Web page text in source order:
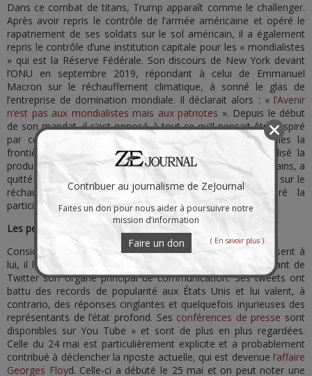
Dans ce combat de titans, Trump apparaît comme le challenger.
Après avoir repris le contrôle de l’armée américaine et opéré le
rapatriement de ses soldats sur le sol américain, il a également
repris le contrôle d’une institution capitale pour les « mondialistes
» qui est la Réserve Fédérale. Son discours de New York devant
l’ONU en septembre 2019, répondant à celui de Emmanuel
Macron sur le réchauffement climatique, à sonné le glas de
l’entreprise de domination mondiale. Il déclarait alors : « l’Avenir
n’est pas aux mondialistes mais aux patriotes ». Depuis le début
de son mandat, il s’est opposé à tout ce qu’il pensait être inspiré
par ce projet de mondialisation, Il a rendu plus étanches la
frontière avec le Mexique et l’Amérique centrale, relocalisé la
production industrielle en redonnant de l’emploi aux Américains, a
quitté la COP 21 en mettant en doute l’action de l’Homme sur le
réchauffement climatique et plus récemment a retiré la
participation des États-Unis à l’OMS.
Les peuples s’opposent de plus en plus à la mondialisation
Considéré comme « populiste » par les médias qui s’opposent à
lui, il leur a également livré un combat permanent en faisant de
Twitter son organe principal de communication. Ses tweets ont
battu des records de popularité aux États Unis et lui valent, à
contrario, des réponses cinglantes et quelquefois injurieuses des
représentants de l’état profond. Ses conférences de presse sont
disponibles sur You Tube » et sont de plus en plus regardées.
Celle du 24 mai est particulièrement explicite et a probablement
contribué à déclencher la riposte actuelle, qui est devenue l’affaire
Georges Floyd. Celle-ci a débuté le 25 mai et on peut noter une
Contribuer au journalisme de ZeJournal
Faites un don pour nous aider à poursuivre notre
mission d’information
Faire un don ( En savoir plus )